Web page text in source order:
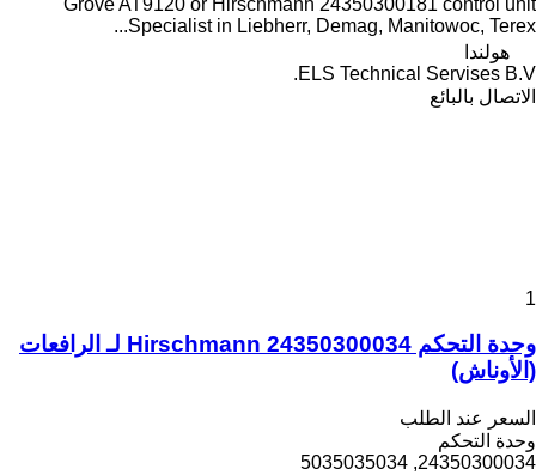
Specialist in Liebherr, Demag, Manitowoc, Terex...
هولندا
ELS Technical Servises B.V.
الاتصال بالبائع
1
وحدة التحكم Hirschmann 24350300034 لـ الرافعات
(الأوناش)
السعر عند الطلب
وحدة التحكم
24350300034, 5035035034